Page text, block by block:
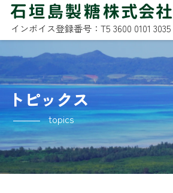
インボイス登録番号：T5 3600 0101 3035
トピックス
topics